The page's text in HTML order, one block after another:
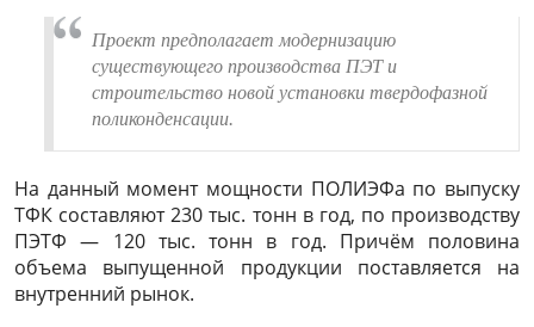
Проект предполагает модернизацию
существующего производства ПЭТ и
строительство новой установки твердофазной
поликонденсации.
На данный момент мощности ПОЛИЭФа по выпуску
ТФК составляют 230 тыс. тонн в год, по производству
ПЭТФ — 120 тыс. тонн в год. Причём половина
объема выпущенной продукции поставляется на
внутренний рынок.